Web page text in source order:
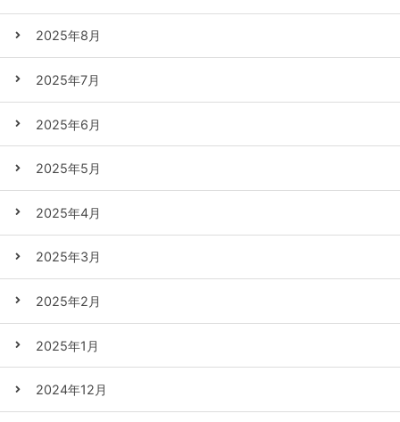
2025年8月
2025年7月
2025年6月
2025年5月
2025年4月
2025年3月
2025年2月
2025年1月
2024年12月